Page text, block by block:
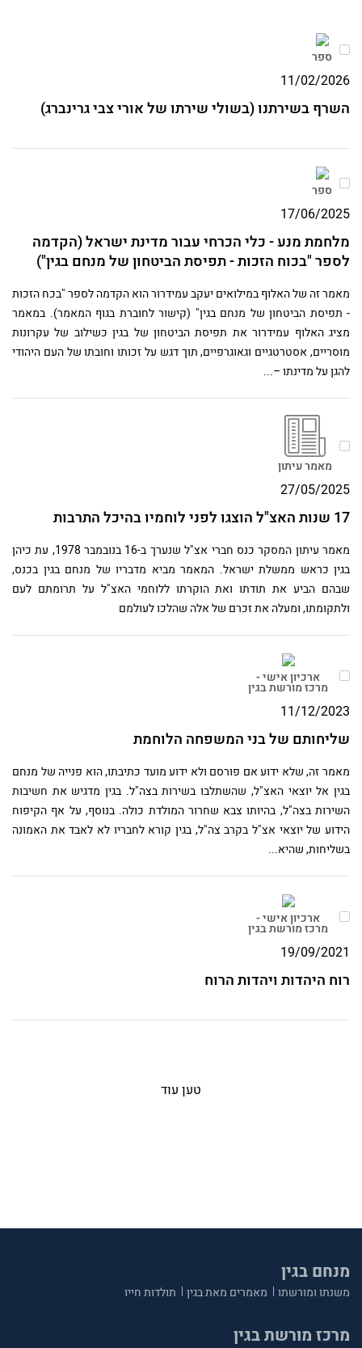
ספר
11/02/2026
השרף בשירתנו (בשולי שירתו של אורי צבי גרינברג)
ספר
17/06/2025
מלחמת מנע - כלי הכרחי עבור מדינת ישראל (הקדמה
לספר "בכוח הזכות - תפיסת הביטחון של מנחם בגין")
מאמר זה של האלוף במילואים יעקב עמידרור הוא הקדמה לספר "בכח הזכות
- תפיסת הביטחון של מנחם בגין" (קישור לחוברת בגוף המאמר). במאמר
מציג האלוף עמידרור את תפיסת הביטחון של בגין כשילוב של עקרונות
מוסריים, אסטרטגיים וגאוגרפיים, תוך דגש על זכותו וחובתו של העם היהודי
להגן על מדינתו –...
מאמר עיתון
27/05/2025
17 שנות האצ"ל הוצגו לפני לוחמיו בהיכל התרבות
מאמר עיתון המסקר כנס חברי אצ"ל שנערך ב-16 בנובמבר 1978, עת כיהן
בגין כראש ממשלת ישראל. המאמר מביא מדבריו של מנחם בגין בכנס,
שבהם הביע את תודתו ואת הוקרתו ללוחמי האצ"ל על תרומתם לעם
ולתקומתו, ומעלה את זכרם של אלה שהלכו לעולמם
ארכיון אישי -
מרכז מורשת בגין
11/12/2023
שליחותם של בני המשפחה הלוחמת
מאמר זה, שלא ידוע אם פורסם ולא ידוע מועד כתיבתו, הוא פנייה של מנחם
בגין אל יוצאי האצ"ל, שהשתלבו בשירות בצה"ל. בגין מדגיש את חשיבות
השירות בצה"ל, בהיותו צבא שחרור המולדת כולה. בנוסף, על אף הקיפוח
הידוע של יוצאי אצ"ל בקרב צה"ל, בגין קורא לחבריו לא לאבד את האמונה
בשליחות, שהיא...
ארכיון אישי -
מרכז מורשת בגין
19/09/2021
רוח היהדות ויהדות הרוח
טען עוד
מנחם בגין
משנתו ומורשתו מאמרים מאת בגין תולדות חייו
מרכז מורשת בגין